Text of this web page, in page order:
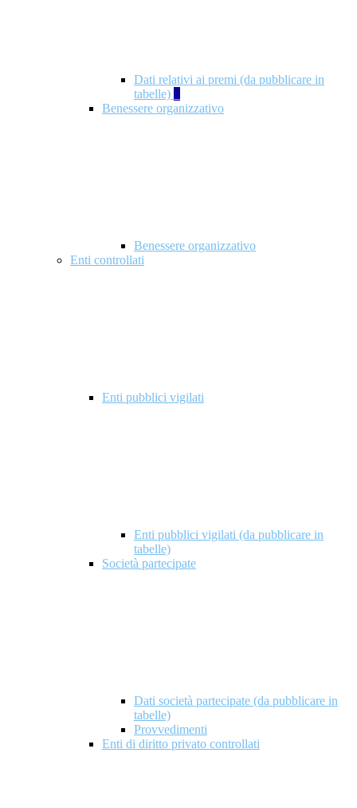
Dati relativi ai premi (da pubblicare in
tabelle) 5
Benessere organizzativo
Benessere organizzativo
Enti controllati
Enti pubblici vigilati
Enti pubblici vigilati (da pubblicare in
tabelle)
Società partecipate
Dati società partecipate (da pubblicare in
tabelle)
Provvedimenti
Enti di diritto privato controllati